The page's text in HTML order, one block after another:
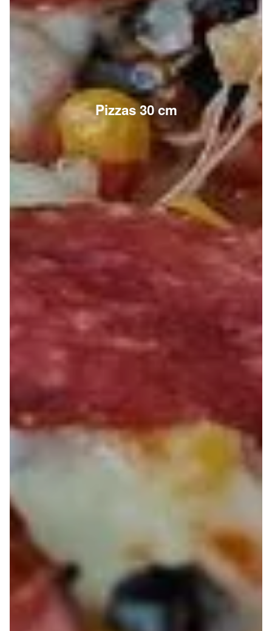
Pizzas 30 cm